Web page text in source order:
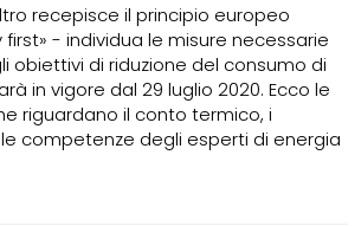
recepisce il principio europeo
- individua le misure necessarie
obiettivi di riduzione del consumo di
in vigore dal 29 luglio 2020. Ecco le
riguardano il conto termico, i
competenze degli esperti di energia